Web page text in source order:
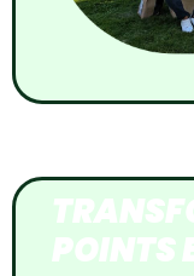
POINTS